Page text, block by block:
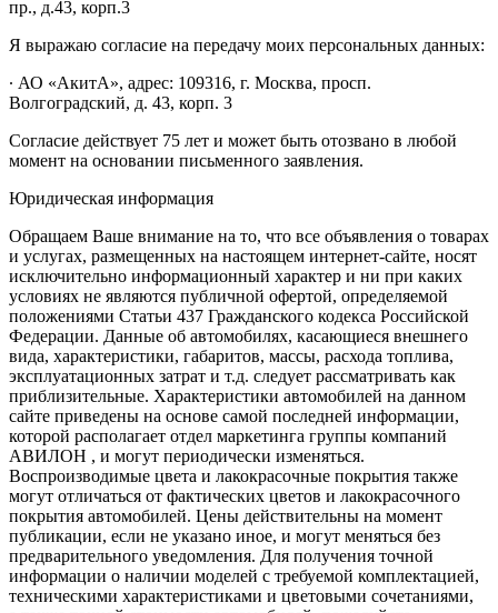
пр., д.43, корп.3
Я выражаю согласие на передачу моих персональных данных:
∙ АО «АкитА», адрес: 109316, г. Москва, просп.
Волгоградский, д. 43, корп. 3
Согласие действует 75 лет и может быть отозвано в любой
момент на основании письменного заявления.
Юридическая информация
Обращаем Ваше внимание на то, что все объявления о товарах
и услугах, размещенных на настоящем интернет-сайте, носят
исключительно информационный характер и ни при каких
условиях не являются публичной офертой, определяемой
положениями Статьи 437 Гражданского кодекса Российской
Федерации. Данные об автомобилях, касающиеся внешнего
вида, характеристики, габаритов, массы, расхода топлива,
эксплуатационных затрат и т.д. следует рассматривать как
приблизительные. Характеристики автомобилей на данном
сайте приведены на основе самой последней информации,
которой располагает отдел маркетинга группы компаний
АВИЛОН , и могут периодически изменяться.
Воспроизводимые цвета и лакокрасочные покрытия также
могут отличаться от фактических цветов и лакокрасочного
покрытия автомобилей. Цены действительны на момент
публикации, если не указано иное, и могут меняться без
предварительного уведомления. Для получения точной
информации о наличии моделей с требуемой комплектацией,
техническими характеристиками и цветовыми сочетаниями,